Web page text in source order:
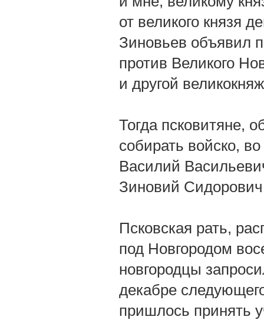
от великого князя
Зиновьев объявил
против Великого
и другой
Тогда псковитяне,
собирать войско,
Василий
Зиновий
Псковская рать,
под Новгородом
новгородцы
декабре
пришлось принять